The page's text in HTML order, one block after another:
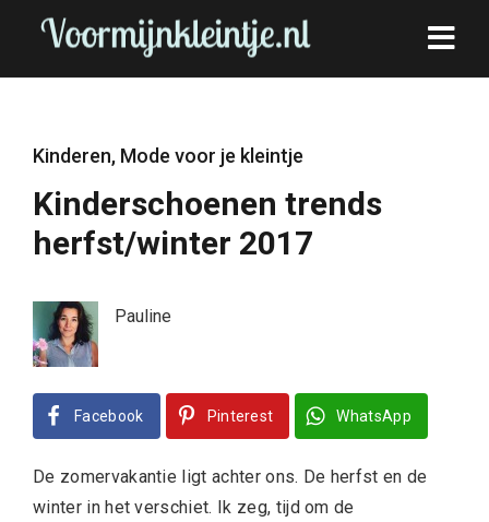
Kinderen, Mode voor je kleintje
Kinderschoenen trends
herfst/winter 2017
Pauline
Facebook Pinterest WhatsApp
De zomervakantie ligt achter ons. De herfst en de
winter in het verschiet. Ik zeg, tijd om de